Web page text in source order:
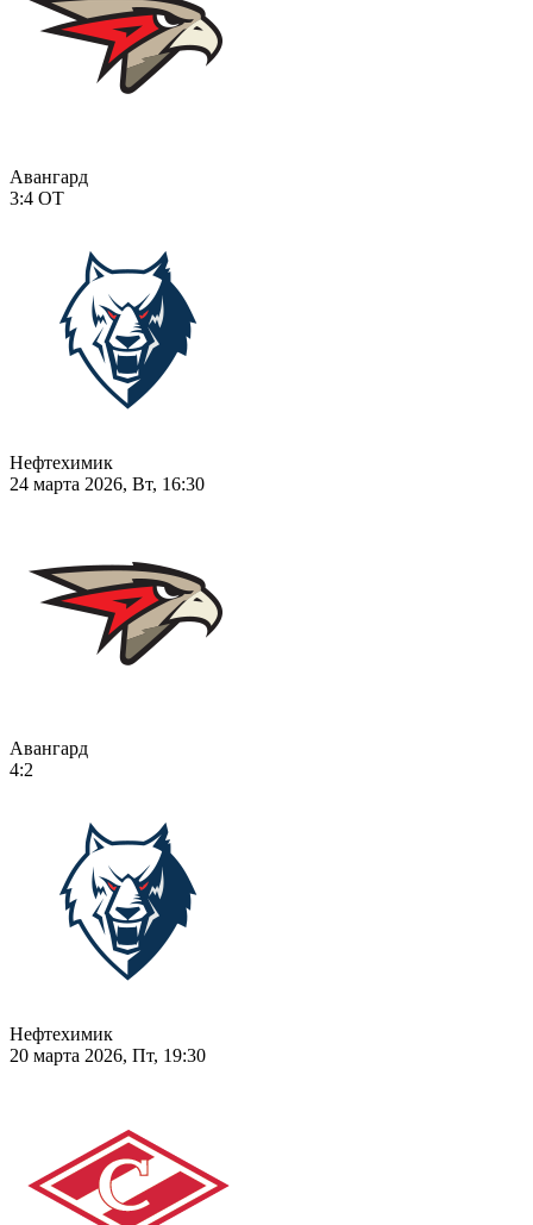
Авангард
3:4 ОТ
Нефтехимик
24 марта 2026, Вт, 16:30
Авангард
4:2
Нефтехимик
20 марта 2026, Пт, 19:30